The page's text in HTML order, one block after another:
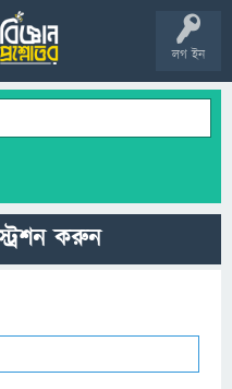
লগ ইন
করুন